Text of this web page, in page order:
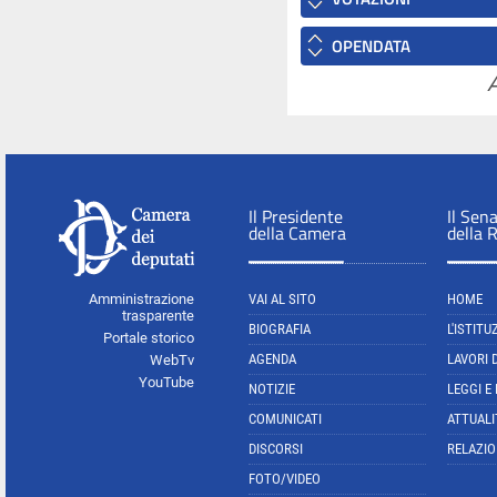
OPENDATA
Amministrazione
trasparente
Portale storico
WebTv
YouTube
Il Presidente
della Camera
VAI AL SITO
BIOGRAFIA
AGENDA
NOTIZIE
COMUNICATI
DISCORSI
FOTO/VIDEO
Il
della
HOME
LAVORI
LEGGI E